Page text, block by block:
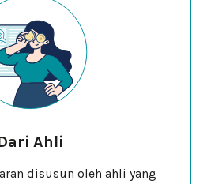
Ahli
disusun oleh ahli yang